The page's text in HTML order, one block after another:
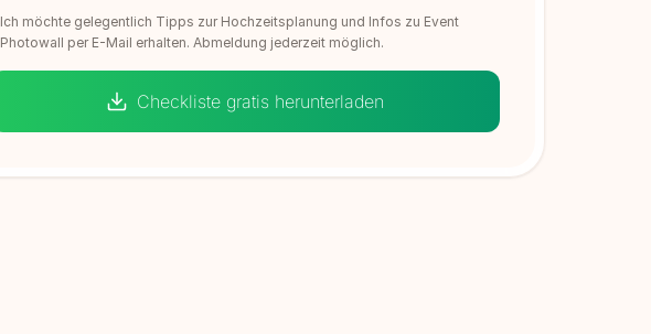
Ich möchte gelegentlich Tipps zur Hochzeitsplanung und Infos zu Event
Photowall per E-Mail erhalten. Abmeldung jederzeit möglich.
Checkliste gratis herunterladen